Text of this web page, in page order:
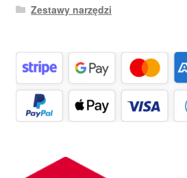
Zestawy narzędzi